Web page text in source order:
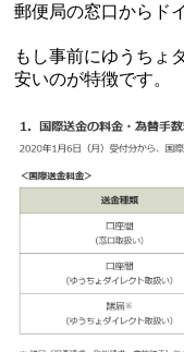
郵便局の窓口からド
もし事前にゆうちょ
安いのが特徴です。